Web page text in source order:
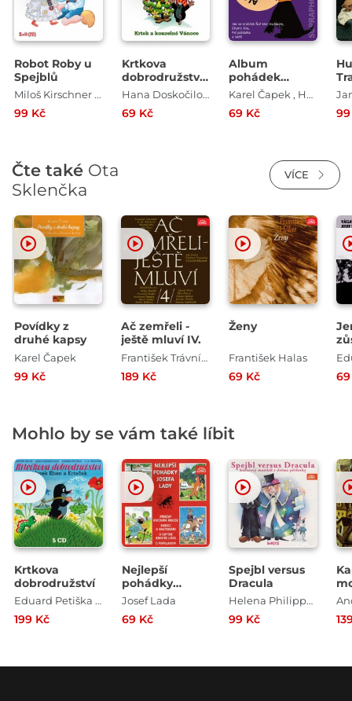
Robot Roby u
Spejblů
Miloš Kirschner , Jan Fuchs
99 Kč
Krtkova
dobrodružství
5 Krtek a
Vánoce
Hana Doskočilová , Jan Fuchs
69 Kč
Album
pohádek
"Supraphon
dětem" 8. (Jak
se králíček Ňuf
pohádka a
Karel Čapek , Helena Lisická , Jan Fuchs , Zdeněk Karel Slabý , Marie Majerová , Miloš Wolf
69 Kč
Čte také Ota
Sklenčka
VÍCE
Povídky z
druhé kapsy
Karel Čapek
99 Kč
Ač zemřeli -
ještě mluví IV.
František Trávníček
189 Kč
Ženy
František Halas
69 Kč
Mohlo by se vám také líbit
Krtkova
dobrodružství
Eduard Petiška , Zdeněk Miler
199 Kč
Nejlepší
pohádky
Josefa Lady
Josef Lada
69 Kč
Spejbl versus
Dracula
Helena Philippová
99 Kč